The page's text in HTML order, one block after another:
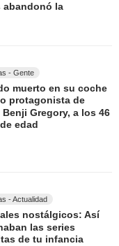
abandonó la
- Gente
muerto en su coche
protagonista de
Benji Gregory, a los 46
edad
- Actualidad
nostálgicos: Así
las series
de tu infancia